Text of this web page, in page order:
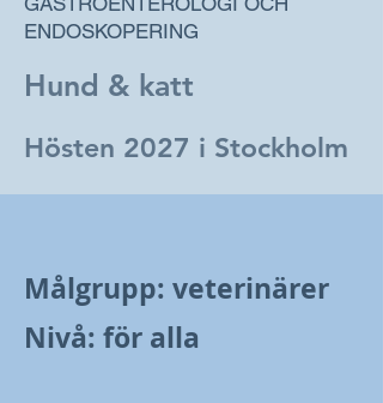
ENDOSKOPERING
Hund & katt
Hösten 2027 i Stockholm
Målgrupp: veterinärer
Nivå: för alla